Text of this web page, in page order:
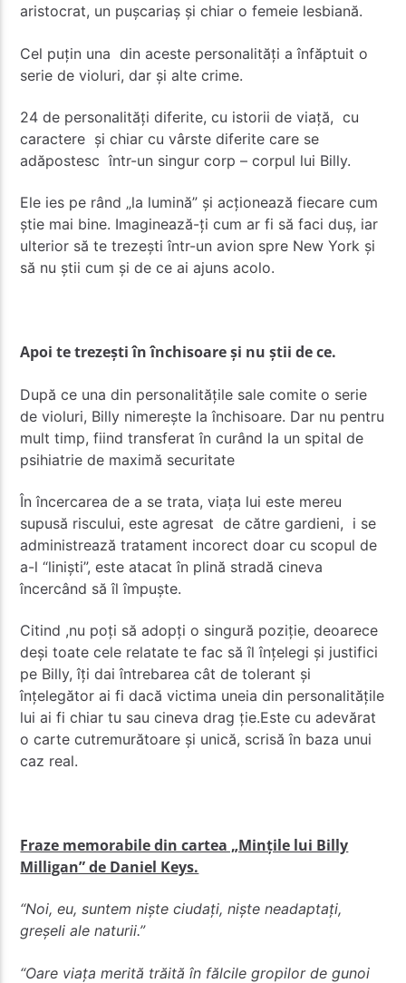
aristocrat, un pușcariaș și chiar o femeie lesbiană.
Cel puțin una din aceste personalități a înfăptuit o
serie de violuri, dar și alte crime.
24 de personalități diferite, cu istorii de viață, cu
caractere și chiar cu vârste diferite care se
adăpostesc într-un singur corp – corpul lui Billy.
Ele ies pe rând „la lumină” și acționează fiecare cum
știe mai bine. Imaginează-ți cum ar fi să faci duș, iar
ulterior să te trezești într-un avion spre New York și
să nu știi cum și de ce ai ajuns acolo.
Apoi te trezești în închisoare și nu știi de ce.
După ce una din personalitățile sale comite o serie
de violuri, Billy nimerește la închisoare. Dar nu pentru
mult timp, fiind transferat în curând la un spital de
psihiatrie de maximă securitate
În încercarea de a se trata, viața lui este mereu
supusă riscului, este agresat de către gardieni, i se
administrează tratament incorect doar cu scopul de
a-l “liniști”, este atacat în plină stradă cineva
încercând să îl împuște.
Citind ,nu poți să adopți o singură poziție, deoarece
deși toate cele relatate te fac să îl înțelegi și justifici
pe Billy, îți dai întrebarea cât de tolerant și
înțelegător ai fi dacă victima uneia din personalitățile
lui ai fi chiar tu sau cineva drag ție.Este cu adevărat
o carte cutremurătoare și unică, scrisă în baza unui
caz real.
Fraze memorabile din cartea „Mințile lui Billy
Milligan” de Daniel Keys.
“Noi, eu, suntem niște ciudați, niște neadaptați,
greșeli ale naturii.”
“Oare viața merită trăită în fălcile gropilor de gunoi